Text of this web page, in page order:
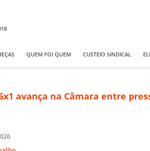
QUEM FOI QUEM CUSTEIO SINDICAL
avança na Câmara entre